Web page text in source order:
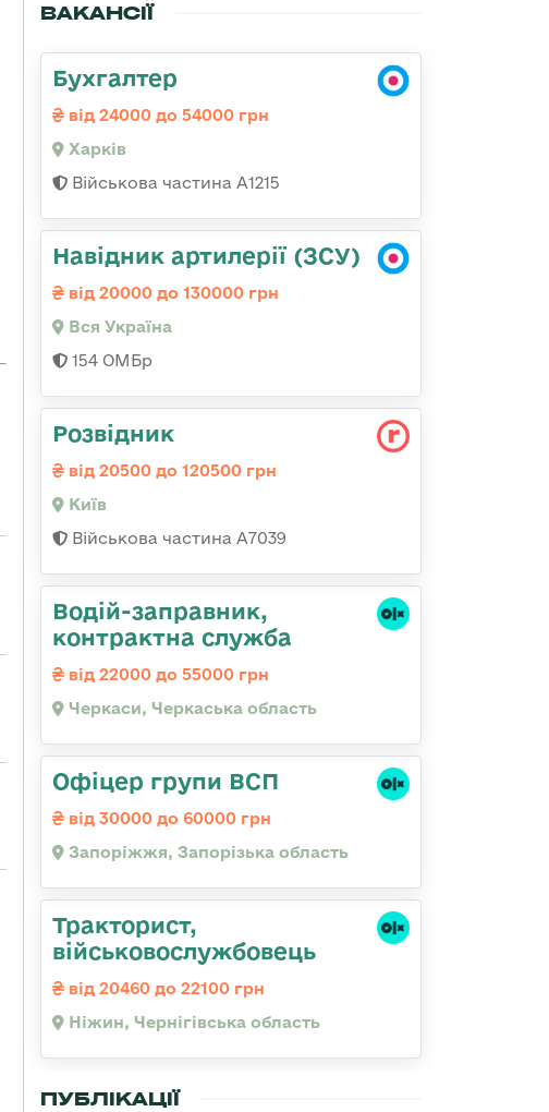
ВАКАНСІЇ
Бухгалтер
від 24000 до 54000 грн
Харків
Військова частина А1215
Навідник артилерії (ЗСУ)
від 20000 до 130000 грн
Вся Україна
154 ОМБр
Розвідник
від 20500 до 120500 грн
Київ
Військова частина А7039
Водій-заправник,
контрактна служба
від 22000 до 55000 грн
Черкаси, Черкаська область
Офіцер групи ВСП
від 30000 до 60000 грн
Запоріжжя, Запорізька область
Тракторист,
військовослужбовець
від 20460 до 22100 грн
Ніжин, Чернігівська область
ПУБЛІКАЦІЇ